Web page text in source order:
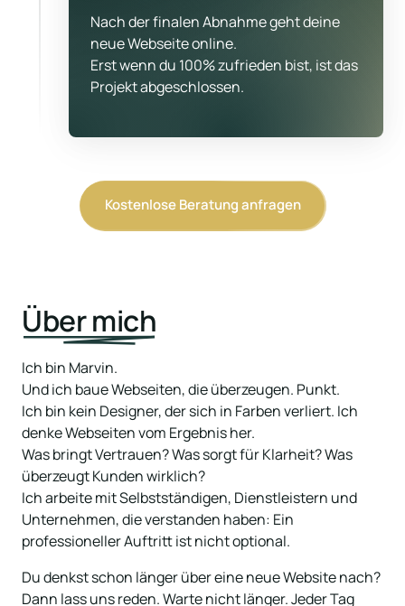
Nach der finalen Abnahme geht deine
neue Webseite online.
Erst wenn du 100% zufrieden bist, ist das
Projekt abgeschlossen.
Kostenlose Beratung anfragen
Über mich
Ich bin Marvin.
Und ich baue Webseiten, die überzeugen. Punkt.
Ich bin kein Designer, der sich in Farben verliert. Ich
denke Webseiten vom Ergebnis her.
Was bringt Vertrauen? Was sorgt für Klarheit? Was
überzeugt Kunden wirklich?
Ich arbeite mit Selbstständigen, Dienstleistern und
Unternehmen, die verstanden haben: Ein
professioneller Auftritt ist nicht optional.
Du denkst schon länger über eine neue Website nach?
Dann lass uns reden. Warte nicht länger. Jeder Tag